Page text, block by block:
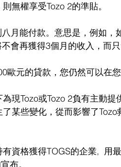
無權享受Tozo 2的準貼。
月能付款。意思是，例如，
會再獲得3個月的收入，而
歐元的貸款，您仍然可以在您
現Tozo或Tozo 2負有主動
某些變化，從而影響了Tozo
資格獲得TOGS的企業,  用
布。